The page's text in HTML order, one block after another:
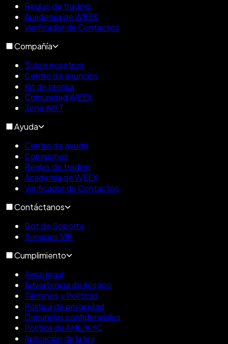
Reglas de trading
Academia de WEEX
Verificador de Contactos
Compañía
Sobre nosotros
Centro de anuncios
Kit de prensa
Comunidad WEEX
Zona WXT
Ayuda
Centro de ayuda
Comisiones
Reglas de trading
Academia de WEEX
Verificador de Contactos
Contáctanos
Bot de Soporte
Servicios VIP
Cumplimiento
Aviso legal
Advertencia de riesgos
Términos y Políticas
Política de privacidad
Denuncias confidenciales
Política de AML/KYC
Aplicación de la ley